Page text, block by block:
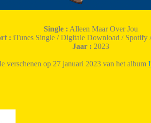
Single : Alleen Maar Over Jou
: iTunes Single / Digitale Download / Spotify
Jaar : 2023
verschenen op 27 januari 2023 van het album